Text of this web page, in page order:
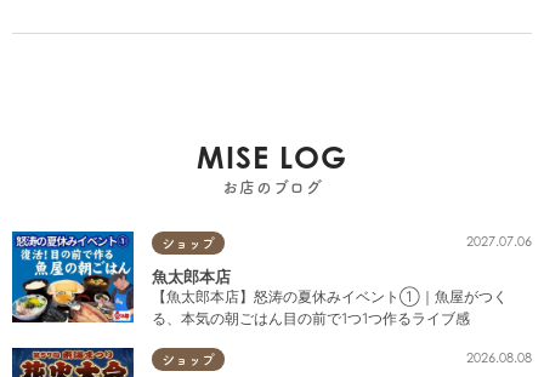
MISE LOG
お店のブログ
ショップ 2027.07.06
魚太郎本店
【魚太郎本店】怒涛の夏休みイベント①｜魚屋がつく
る、本気の朝ごはん目の前で1つ1つ作るライブ感
ショップ 2026.08.08